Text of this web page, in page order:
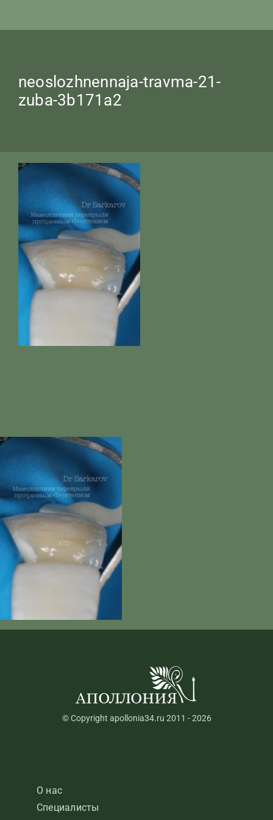
neoslozhnennaja-travma-21-
zuba-3b171a2
© Copyright apollonia34.ru 2011 - 2026
О нас
Специалисты